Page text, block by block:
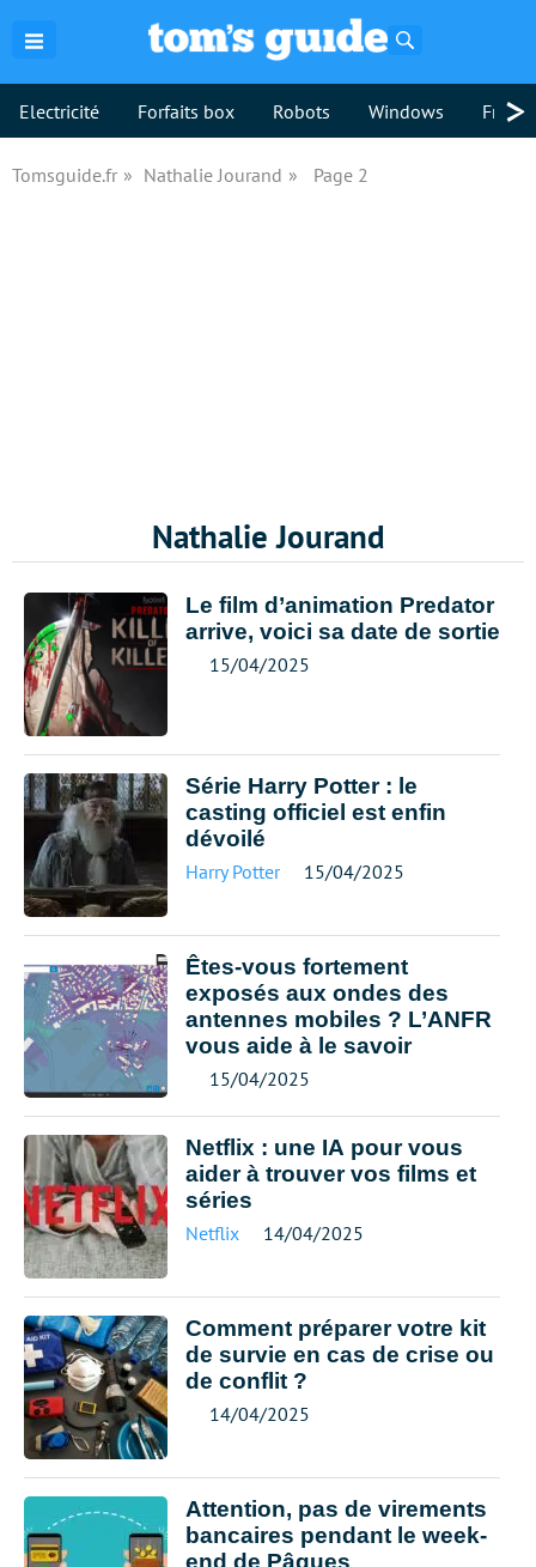
Electricité Forfaits box Robots Windows >
Tomsguide.fr Nathalie Jourand Page 2
Nathalie Jourand
Le film d’animation Predator
arrive, voici sa date de sortie
15/04/2025
Série Harry Potter : le
casting officiel est enfin
dévoilé
Harry Potter 15/04/2025
Êtes-vous fortement
exposés aux ondes des
antennes mobiles ? L’ANFR
vous aide à le savoir
15/04/2025
Netflix : une IA pour vous
aider à trouver vos films et
séries
Netflix 14/04/2025
Comment préparer votre kit
de survie en cas de crise ou
de conflit ?
14/04/2025
Attention, pas de virements
bancaires pendant le week-
end de Pâques